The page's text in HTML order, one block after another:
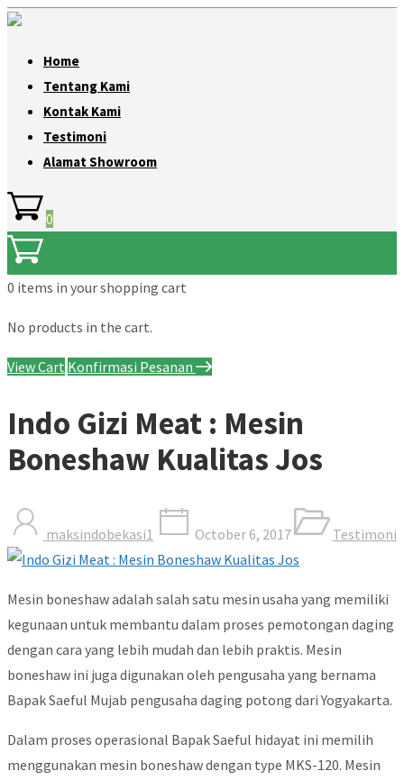
Home
Tentang Kami
Kontak Kami
Testimoni
Alamat Showroom
0
0 items in your shopping cart
No products in the cart.
View Cart Konfirmasi Pesanan
Indo Gizi Meat : Mesin
Boneshaw Kualitas Jos
maksindobekasi1 October 6, 2017 Testimoni
Mesin boneshaw adalah salah satu mesin usaha yang memiliki
kegunaan untuk membantu dalam proses pemotongan daging
dengan cara yang lebih mudah dan lebih praktis. Mesin
boneshaw ini juga digunakan oleh pengusaha yang bernama
Bapak Saeful Mujab pengusaha daging potong dari Yogyakarta.
Dalam proses operasional Bapak Saeful hidayat ini memilih
menggunakan mesin boneshaw dengan type MKS-120. Mesin